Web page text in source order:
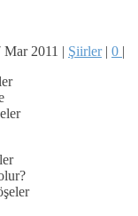
Mar 2011 | Şiirler| 0 |